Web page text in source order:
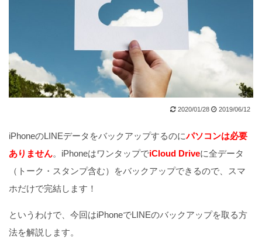
2020/01/28 2019/06/12
iPhoneのLINEデータをバックアップするのにパソコンは必要
ありません。iPhoneはワンタップでiCloud Driveに全データ
（トーク・スタンプ含む）をバックアップできるので、スマ
ホだけで完結します！
というわけで、今回はiPhoneでLINEのバックアップを取る方
法を解説します。